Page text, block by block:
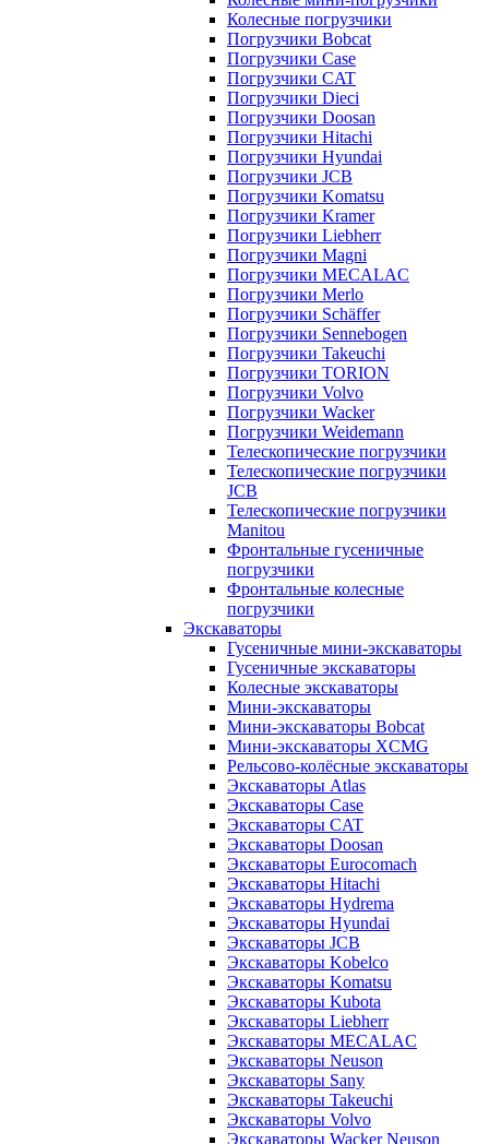
Колесные погрузчики
Погрузчики Bobcat
Погрузчики Case
Погрузчики CAT
Погрузчики Dieci
Погрузчики Doosan
Погрузчики Hitachi
Погрузчики Hyundai
Погрузчики JCB
Погрузчики Komatsu
Погрузчики Kramer
Погрузчики Liebherr
Погрузчики Magni
Погрузчики MECALAC
Погрузчики Merlo
Погрузчики Schäffer
Погрузчики Sennebogen
Погрузчики Takeuchi
Погрузчики TORION
Погрузчики Volvo
Погрузчики Wacker
Погрузчики Weidemann
Телескопические погрузчики
Телескопические погрузчики
JCB
Телескопические погрузчики
Manitou
Фронтальные гусеничные
погрузчики
Фронтальные колесные
погрузчики
Экскаваторы
Гусеничные мини-экскаваторы
Гусеничные экскаваторы
Колесные экскаваторы
Мини-экскаваторы
Мини-экскаваторы Bobcat
Мини-экскаваторы XCMG
Рельсово-колёсные экскаваторы
Экскаваторы Atlas
Экскаваторы Case
Экскаваторы CAT
Экскаваторы Doosan
Экскаваторы Eurocomach
Экскаваторы Hitachi
Экскаваторы Hydrema
Экскаваторы Hyundai
Экскаваторы JCB
Экскаваторы Kobelco
Экскаваторы Komatsu
Экскаваторы Kubota
Экскаваторы Liebherr
Экскаваторы MECALAC
Экскаваторы Neuson
Экскаваторы Sany
Экскаваторы Takeuchi
Экскаваторы Volvo
Экскаваторы Wacker Neuson